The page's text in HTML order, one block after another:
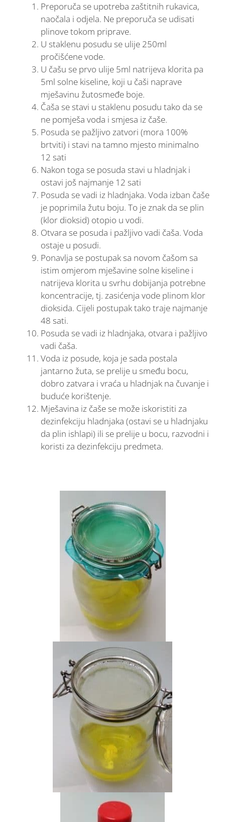
Preporuča se upotreba zaštitnih rukavica,
naočala i odjela. Ne preporuča se udisati
plinove tokom priprave.
U staklenu posudu se ulije 250ml
pročišćene vode.
U čašu se prvo ulije 5ml natrijeva klorita pa
5ml solne kiseline, koji u čaši naprave
mješavinu žutosmeđe boje.
Čaša se stavi u staklenu posudu tako da se
ne pomješa voda i smjesa iz čaše.
Posuda se pažljivo zatvori (mora 100%
brtviti) i stavi na tamno mjesto minimalno
12 sati
Nakon toga se posuda stavi u hladnjak i
ostavi još najmanje 12 sati
Posuda se vadi iz hladnjaka. Voda izban čaše
je poprimila žutu boju. To je znak da se plin
(klor dioksid) otopio u vodi.
Otvara se posuda i pažljivo vadi čaša. Voda
ostaje u posudi.
Ponavlja se postupak sa novom čašom sa
istim omjerom mješavine solne kiseline i
natrijeva klorita u svrhu dobijanja potrebne
koncentracije, tj. zasićenja vode plinom klor
dioksida. Cijeli postupak tako traje najmanje
48 sati.
Posuda se vadi iz hladnjaka, otvara i pažljivo
vadi čaša.
Voda iz posude, koja je sada postala
jantarno žuta, se prelije u smeđu bocu,
dobro zatvara i vraća u hladnjak na čuvanje i
buduće korištenje.
Mješavina iz čaše se može iskoristiti za
dezinfekciju hladnjaka (ostavi se u hladnjaku
da plin ishlapi) ili se prelije u bocu, razvodni i
koristi za dezinfekciju predmeta.